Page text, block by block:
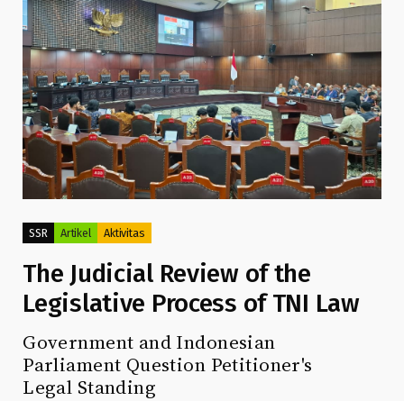
SSR Artikel Aktivitas
The Judicial Review of the
Legislative Process of TNI Law
Government and Indonesian
Parliament Question Petitioner's
Legal Standing